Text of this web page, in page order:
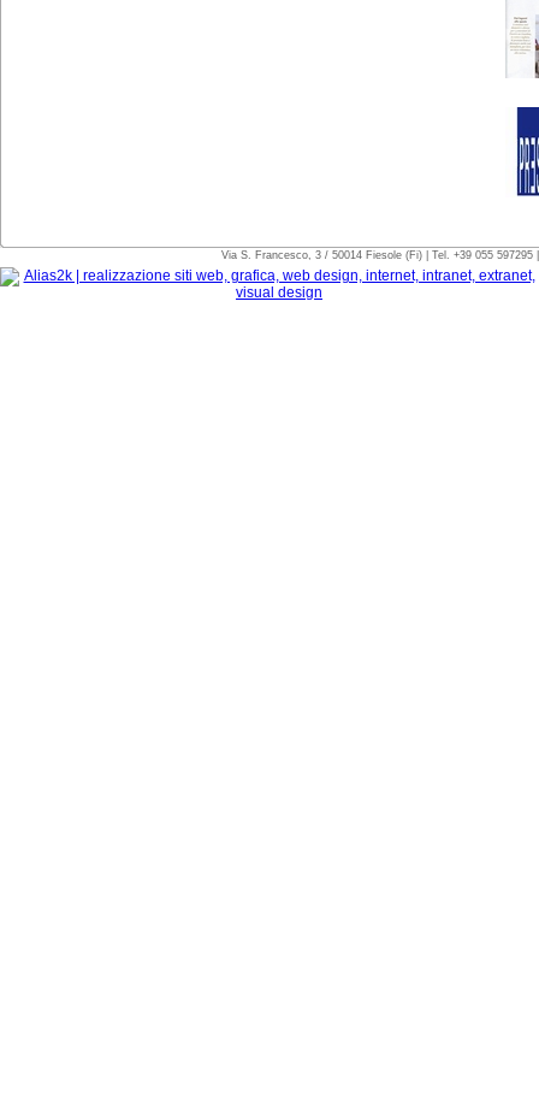
Via S. Francesco, 3 / 50014 Fiesole (Fi) | Tel. +39 055 597295